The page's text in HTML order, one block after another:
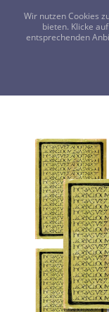
Wir nutzen Cookies
bieten. Klicke
entsprechenden